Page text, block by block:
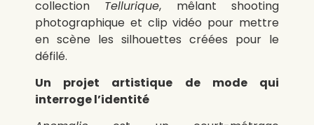
collection Tellurique, mêlant shooting
photographique et clip vidéo pour mettre
en scène les silhouettes créées pour le
défilé.
Un projet artistique de mode qui
interroge l’identité